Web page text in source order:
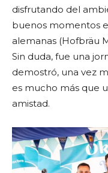
disfrutando del
buenos momentos
alemanas (Hofbräu
Sin duda, fue una
demostró, una vez
es mucho más que
amistad.